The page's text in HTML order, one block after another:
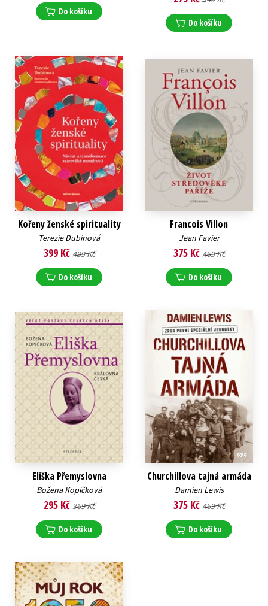
Do košíku
Do košíku
Kořeny ženské spirituality
Terezie Dubinová
399 Kč 499 Kč
Do košíku
Francois Villon
Jean Favier
375 Kč 469 Kč
Do košíku
Eliška Přemyslovna
Božena Kopičková
295 Kč 369 Kč
Do košíku
Churchillova tajná armáda
Damien Lewis
375 Kč 469 Kč
Do košíku